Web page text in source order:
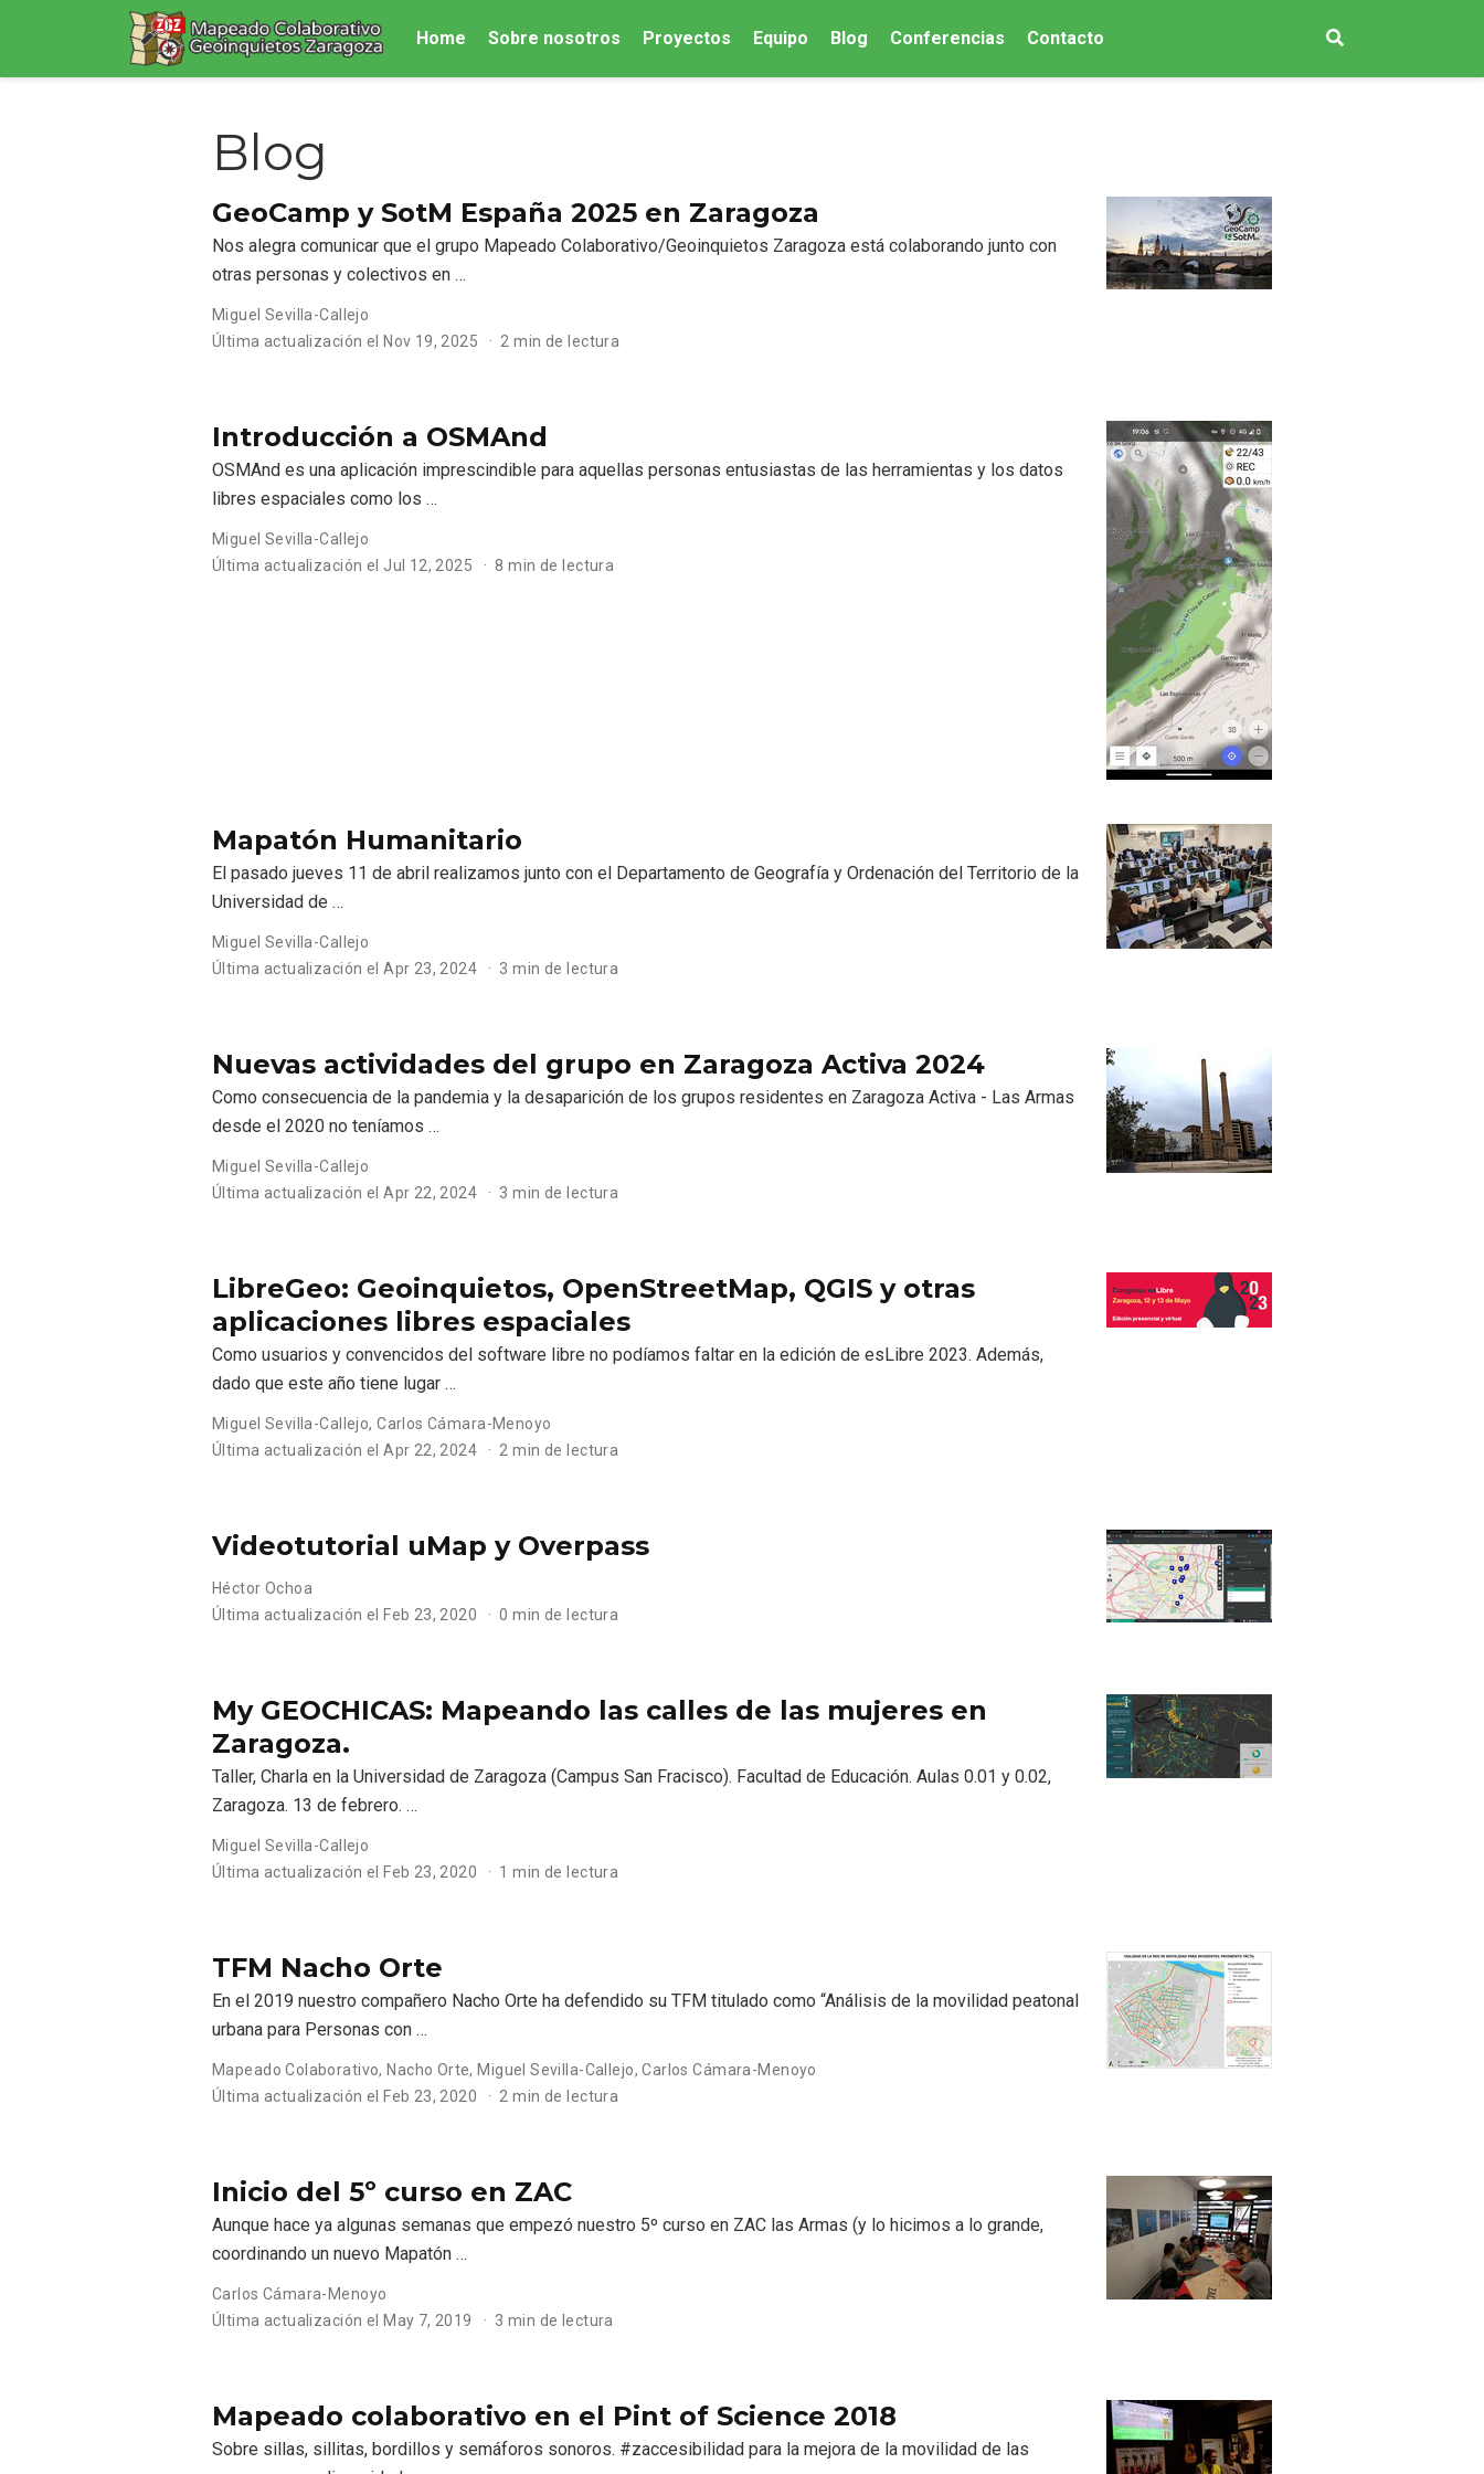
Home Sobre nosotros Proyectos Equipo Blog Conferencias Contacto
Blog
GeoCamp y SotM España 2025 en Zaragoza
Nos alegra comunicar que el grupo Mapeado Colaborativo/Geoinquietos Zaragoza está colaborando junto con
otras personas y colectivos en …
Miguel Sevilla-Callejo
Última actualización el
Nov 19, 2025 2 min de lectura
Introducción a OSMAnd
OSMAnd es una aplicación imprescindible para aquellas personas entusiastas de las herramientas y los datos
libres espaciales como los …
Miguel Sevilla-Callejo
Última actualización el Jul 12, 2025 8 min de lectura
Mapatón Humanitario
El pasado jueves 11 de abril realizamos junto con el Departamento de Geografía y Ordenación del Territorio de la
Universidad de …
Miguel Sevilla-Callejo
Última actualización elApr 23, 2024 3 min de lectura
Nuevas actividades del grupo en Zaragoza Activa 2024
Como consecuencia de la pandemia y la desaparición de los grupos residentes en Zaragoza Activa - Las Armas
desde el 2020 no teníamos …
Miguel Sevilla-Callejo
Última actualización elApr 22, 2024 3 min de lectura
LibreGeo: Geoinquietos, OpenStreetMap, QGIS y otras
aplicaciones libres espaciales
Como usuarios y convencidos del software libre no podíamos faltar en la edición de esLibre 2023. Además,
dado que este año tiene lugar …
Miguel Sevilla-Callejo,Carlos Cámara-Menoyo
Última actualización elApr 22, 2024 2 min de lectura
Videotutorial uMap y Overpass
Héctor Ochoa
Última actualización el
Feb 23, 2020 0 min de lectura
My GEOCHICAS: Mapeando las calles de las mujeres en
Zaragoza.
Taller, Charla en la Universidad de Zaragoza (Campus San Fracisco). Facultad de Educación. Aulas 0.01 y 0.02,
Zaragoza. 13 de febrero. …
Miguel Sevilla-Callejo
Última actualización el
Feb 23, 2020 1 min de lectura
TFM Nacho Orte
En el 2019 nuestro compañero Nacho Orte ha defendido su TFM titulado como “Análisis de la movilidad peatonal
urbana para Personas con …
Mapeado Colaborativo, Nacho Orte, Miguel Sevilla-Callejo,Carlos Cámara-Menoyo
Última actualización el
Feb 23, 2020 2 min de lectura
Inicio del 5º curso en ZAC
Aunque hace ya algunas semanas que empezó nuestro 5º curso en ZAC las Armas (y lo hicimos a lo grande,
coordinando un nuevo Mapatón …
Carlos Cámara-Menoyo
Última actualización el
May 7, 2019 3 min de lectura
Mapeado colaborativo en el Pint of Science 2018
Sobre sillas, sillitas, bordillos y semáforos sonoros. #zaccesibilidad para la mejora de la movilidad de las